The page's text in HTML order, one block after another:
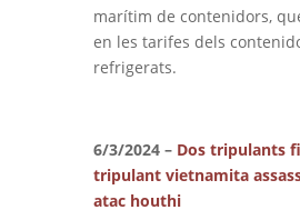
marítim de contenidors,
en les tarifes dels
refrigerats.
6/3/2024 – Dos tripulants
tripulant vietnamita
atac houthi